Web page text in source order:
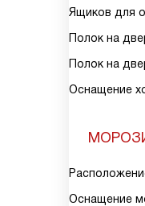
Ящиков для
Полок на
Полок на
Оснащение
Оснащение